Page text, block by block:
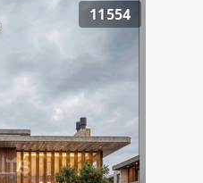
11554